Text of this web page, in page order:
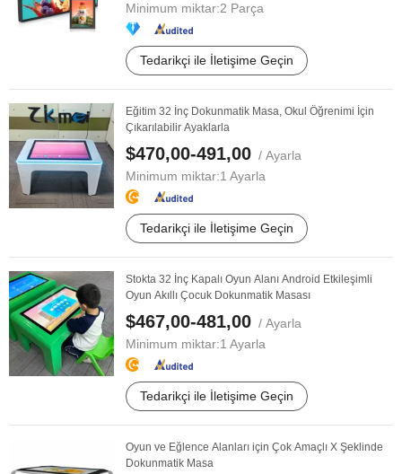
Minimum miktar:2 Parça
Tedarikçi ile İletişime Geçin
Eğitim 32 İnç Dokunmatik Masa, Okul Öğrenimi İçin
Çıkarılabilir Ayaklarla
$470,00-491,00 / Ayarla
Minimum miktar:1 Ayarla
Tedarikçi ile İletişime Geçin
Stokta 32 İnç Kapalı Oyun Alanı Android Etkileşimli
Oyun Akıllı Çocuk Dokunmatik Masası
$467,00-481,00 / Ayarla
Minimum miktar:1 Ayarla
Tedarikçi ile İletişime Geçin
Oyun ve Eğlence Alanları için Çok Amaçlı X Şeklinde
Dokunmatik Masa